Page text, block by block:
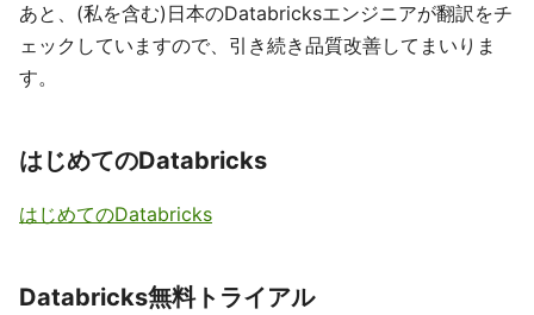
あと、(私を含む)日本のDatabricksエンジニアが翻訳をチ
ェックしていますので、引き続き品質改善してまいりま
す。
はじめてのDatabricks
はじめてのDatabricks
Databricks無料トライアル